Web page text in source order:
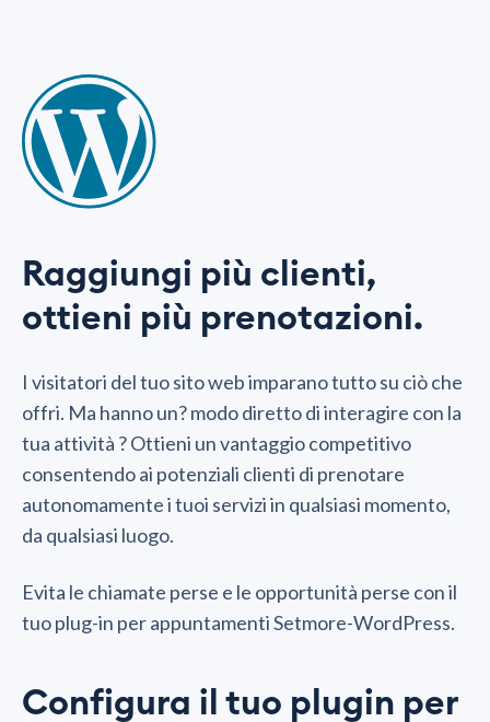
Raggiungi più clienti,
ottieni più prenotazioni.
I visitatori del tuo sito web imparano tutto su ciò che
offri. Ma hanno un? modo diretto di interagire con la
tua attività ? Ottieni un vantaggio competitivo
consentendo ai potenziali clienti di prenotare
autonomamente i tuoi servizi in qualsiasi momento,
da qualsiasi luogo.
Evita le chiamate perse e le opportunità perse con il
tuo plug-in per appuntamenti Setmore-WordPress.
Configura il tuo plugin per